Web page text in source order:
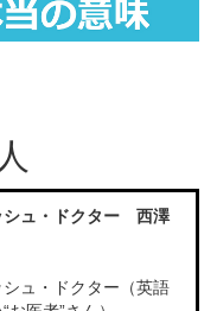
シュ・ドクター 西澤
ュ・ドクター（英語